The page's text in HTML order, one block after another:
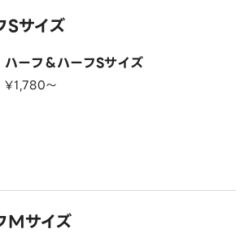
Sサイズ
ハーフ＆ハーフSサイズ
¥1,780〜
Mサイズ